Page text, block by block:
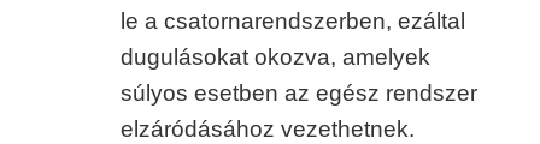
le a csatornarendszerben, ezáltal
dugulásokat okozva, amelyek
súlyos esetben az egész rendszer
elzáródásához vezethetnek.